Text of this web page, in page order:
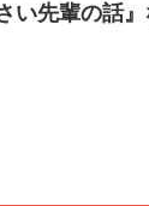
い先輩の話